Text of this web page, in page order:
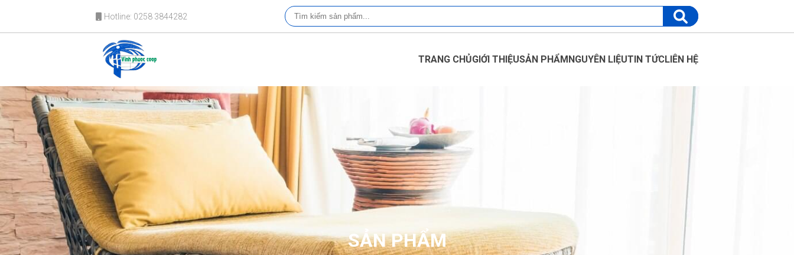
Hotline: 0258 3844282
TRANG CHỦGIỚI THIỆUSẢN PHẨMNGUYÊN LIỆUTIN TỨCLIÊN HỆ
SẢN PHẨM